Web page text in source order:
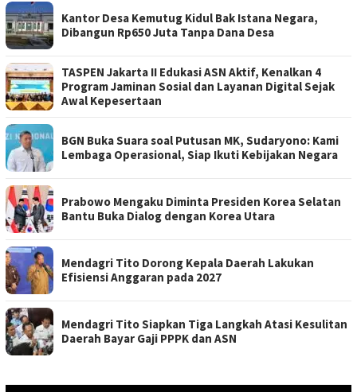
Kantor Desa Kemutug Kidul Bak Istana Negara,
Dibangun Rp650 Juta Tanpa Dana Desa
TASPEN Jakarta II Edukasi ASN Aktif, Kenalkan 4
Program Jaminan Sosial dan Layanan Digital Sejak
Awal Kepesertaan
BGN Buka Suara soal Putusan MK, Sudaryono: Kami
Lembaga Operasional, Siap Ikuti Kebijakan Negara
Prabowo Mengaku Diminta Presiden Korea Selatan
Bantu Buka Dialog dengan Korea Utara
Mendagri Tito Dorong Kepala Daerah Lakukan
Efisiensi Anggaran pada 2027
Mendagri Tito Siapkan Tiga Langkah Atasi Kesulitan
Daerah Bayar Gaji PPPK dan ASN